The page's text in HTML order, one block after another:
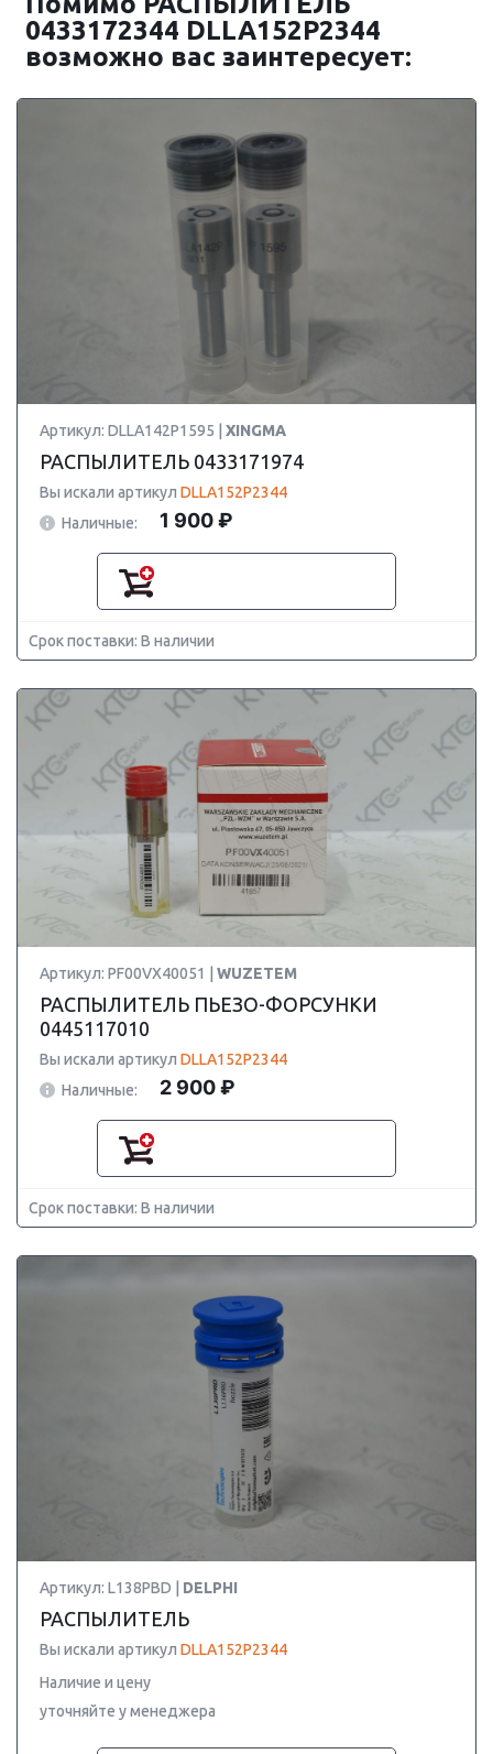
0433172344 DLLA152P2344
возможно вас заинтересует:
Артикул: DLLA142P1595 | XINGMA
РАСПЫЛИТЕЛЬ 0433171974
Вы искали артикул DLLA152P2344
Наличные:
1 900 ₽
Срок поставки: В наличии
Артикул: PF00VX40051 | WUZETEM
РАСПЫЛИТЕЛЬ ПЬЕЗО-ФОРСУНКИ
0445117010
Вы искали артикул DLLA152P2344
Наличные:
2 900 ₽
Срок поставки: В наличии
Артикул: L138PBD | DELPHI
РАСПЫЛИТЕЛЬ
Вы искали артикул DLLA152P2344
Наличие и цену
уточняйте у менеджера